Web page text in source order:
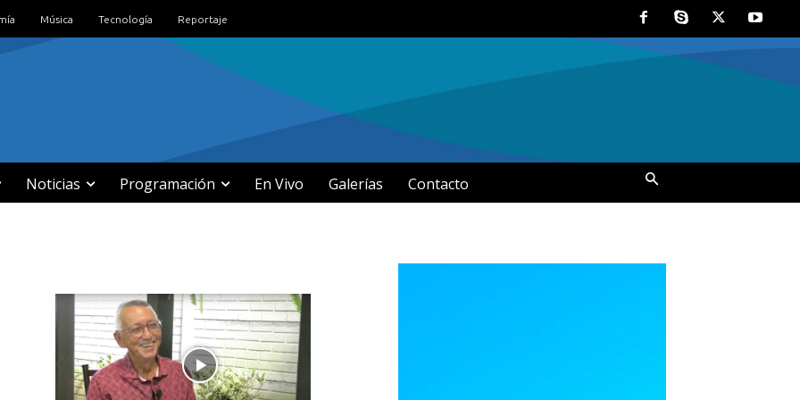
Música Tecnología Reportaje
Noticias Programación En Vivo Galerías Contacto